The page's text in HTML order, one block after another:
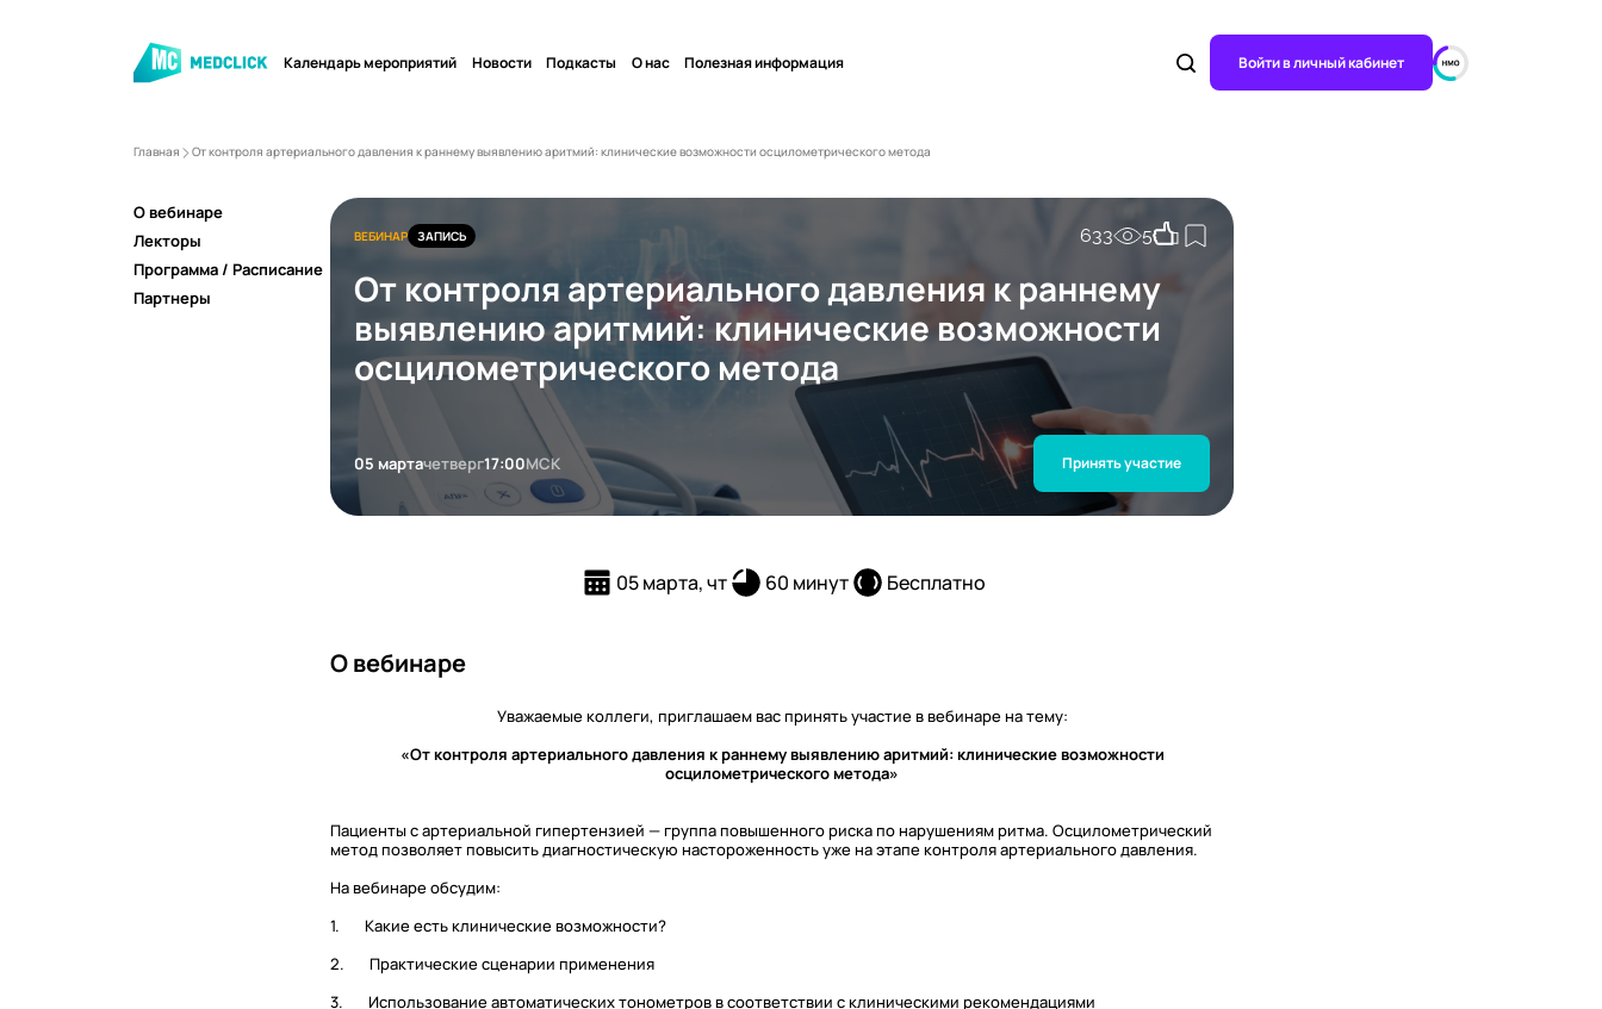
Календарь мероприятий Новости Подкасты О нас Полезная информация Войти в личный кабинет
Главная От контроля артериального давления к раннему выявлению аритмий: клинические возможности осцилометрического метода
О вебинаре
Лекторы
Программа / Расписание
Партнеры
ВЕБИНАР ЗАПИСЬ 633 5
От контроля артериального давления к раннему
выявлению аритмий: клинические возможности
осцилометрического метода
05 мартачетверг17:00МСК Принять участие
05 марта, чт 60 минут Бесплатно
О вебинаре
Уважаемые коллеги, приглашаем вас принять участие в вебинаре на тему:
«От контроля артериального давления к раннему выявлению аритмий: клинические возможности
осцилометрического метода»
Пациенты с артериальной гипертензией — группа повышенного риска по нарушениям ритма. Осцилометрический
метод позволяет повысить диагностическую настороженность уже на этапе контроля артериального давления.
На вебинаре обсудим:
1. Какие есть клинические возможности?
2. Практические сценарии применения
3. Использование автоматических тонометров в соответствии с клиническими рекомендациями